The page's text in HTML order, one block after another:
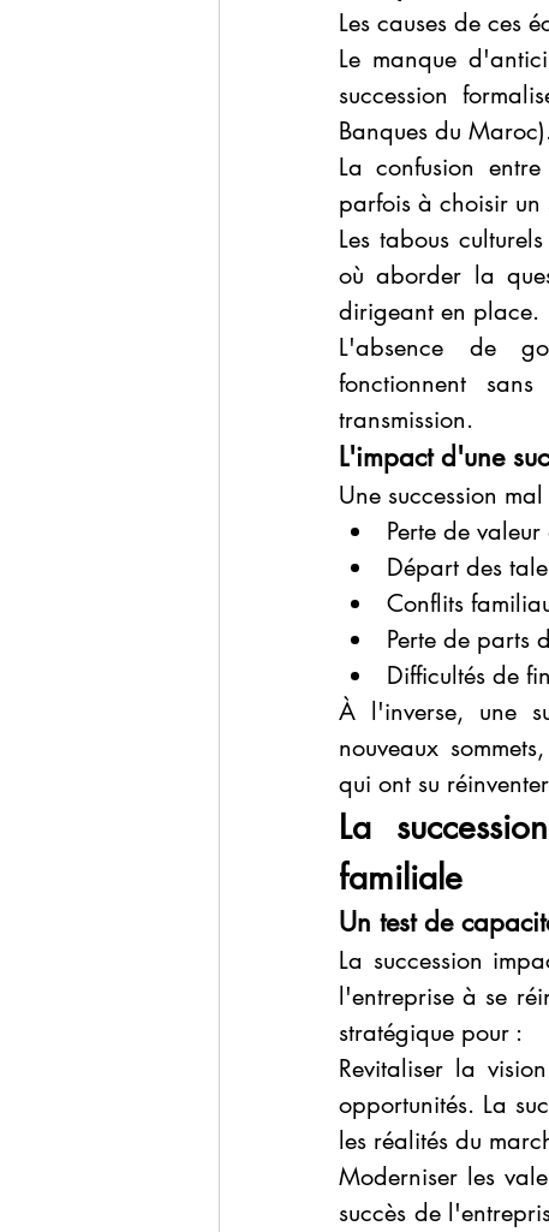
Les causes de ces
Le manque
succession
Banques du
La confusion
parfois à choisir un
Les tabous
où aborder la
dirigeant en place.
L'absence de
fonctionnent
transmission.
L'impact d'une
Une succession
Perte de
Départ des
Conflits
Perte de parts
Difficultés de
À l'inverse, une
nouveaux
qui ont su
La
familiale
Un test de
La succession
l'entreprise à se
stratégique pour :
Revitaliser la
opportunités. La
les réalités du
Moderniser les
succès de